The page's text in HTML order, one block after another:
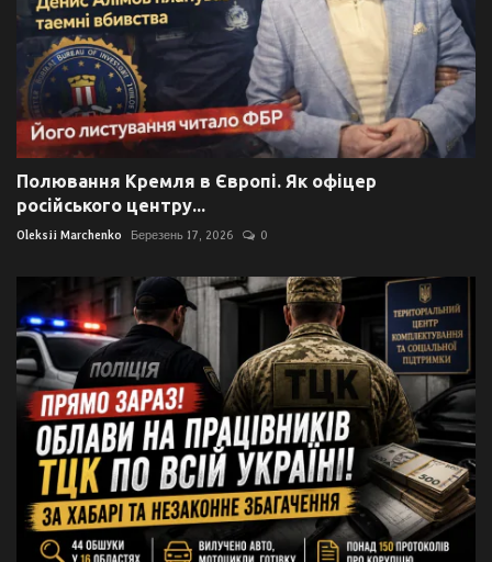
Полювання Кремля в Європі. Як офіцер
російського центру...
Oleksii Marchenko Березень 17, 2026 0